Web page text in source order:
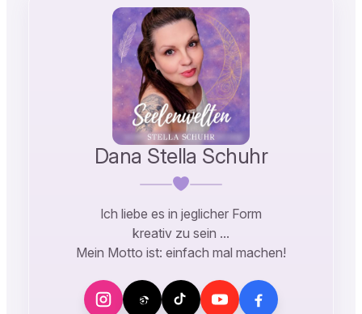
Dana Stella Schuhr
Ich liebe es in jeglicher Form
kreativ zu sein …
Mein Motto ist: einfach mal machen!